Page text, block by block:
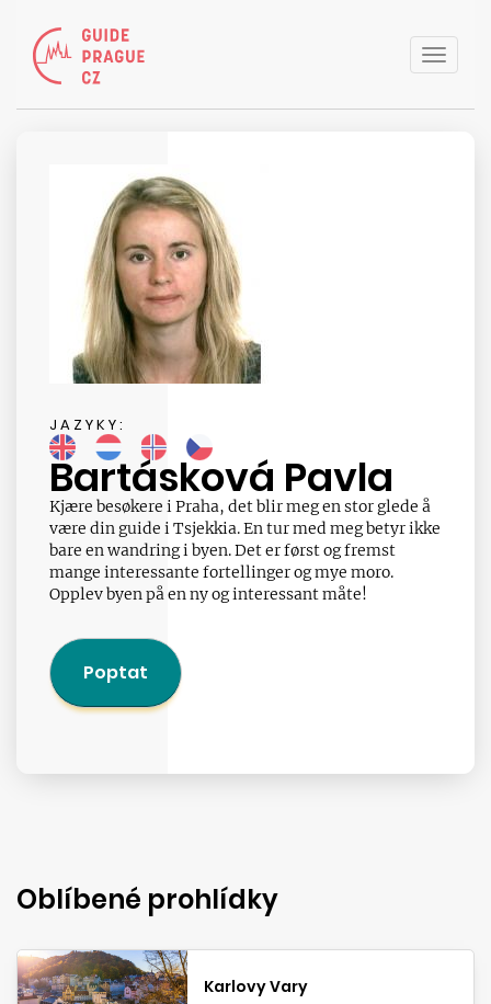
Toggle
JAZYKY:
Bartásková Pavla
Kjære besøkere i Praha, det blir meg en stor glede å
være din guide i Tsjekkia. En tur med meg betyr ikke
bare en wandring i byen. Det er først og fremst
mange interessante fortellinger og mye moro.
Opplev byen på en ny og interessant måte!
Poptat
Oblíbené prohlídky
Karlovy Vary